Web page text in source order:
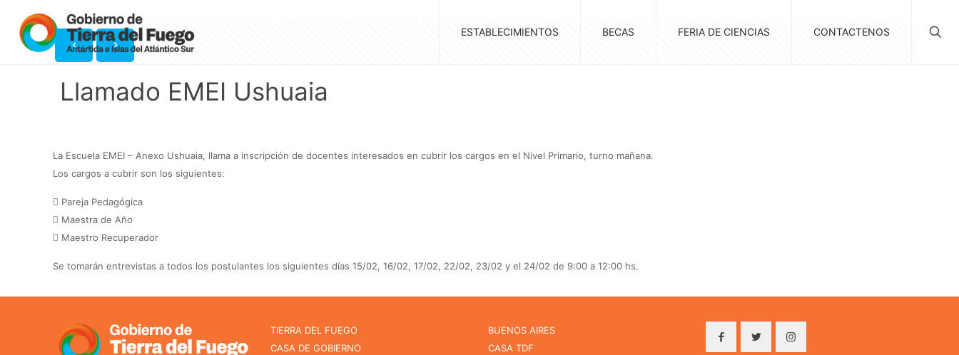
ESTABLECIMIENTOS BECAS FERIA DE CIENCIAS CONTACTENOS
Llamado EMEI Ushuaia
La Escuela EMEI – Anexo Ushuaia, llama a inscripción de docentes interesados en cubrir los cargos en el Nivel Primario, turno mañana.
Los cargos a cubrir son los siguientes:
 Pareja Pedagógica
 Maestra de Año
 Maestro Recuperador
Se tomarán entrevistas a todos los postulantes los siguientes días 15/02, 16/02, 17/02, 22/02, 23/02 y el 24/02 de 9:00 a 12:00 hs.
TIERRA DEL FUEGO
CASA DE GOBIERNO
BUENOS AIRES
CASA TDF